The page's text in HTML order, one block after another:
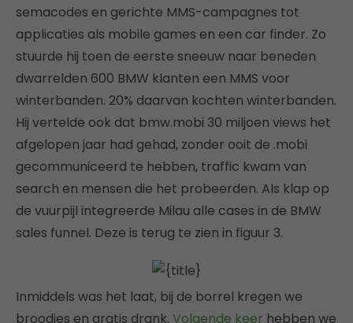
semacodes en gerichte MMS-campagnes tot
applicaties als mobile games en een car finder. Zo
stuurde hij toen de eerste sneeuw naar beneden
dwarrelden 600 BMW klanten een MMS voor
winterbanden. 20% daarvan kochten winterbanden.
Hij vertelde ook dat bmw.mobi 30 miljoen views het
afgelopen jaar had gehad, zonder ooit de .mobi
gecommuniceerd te hebben, traffic kwam van
search en mensen die het probeerden. Als klap op
de vuurpijl integreerde Milau alle cases in de BMW
sales funnel. Deze is terug te zien in figuur 3.
Inmiddels was het laat, bij de borrel kregen we
broodjes en gratis drank. Volgende keer hebben we